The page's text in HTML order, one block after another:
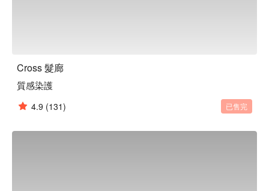
Cross 髮廊
質感染護
4.9 (131) 已售完